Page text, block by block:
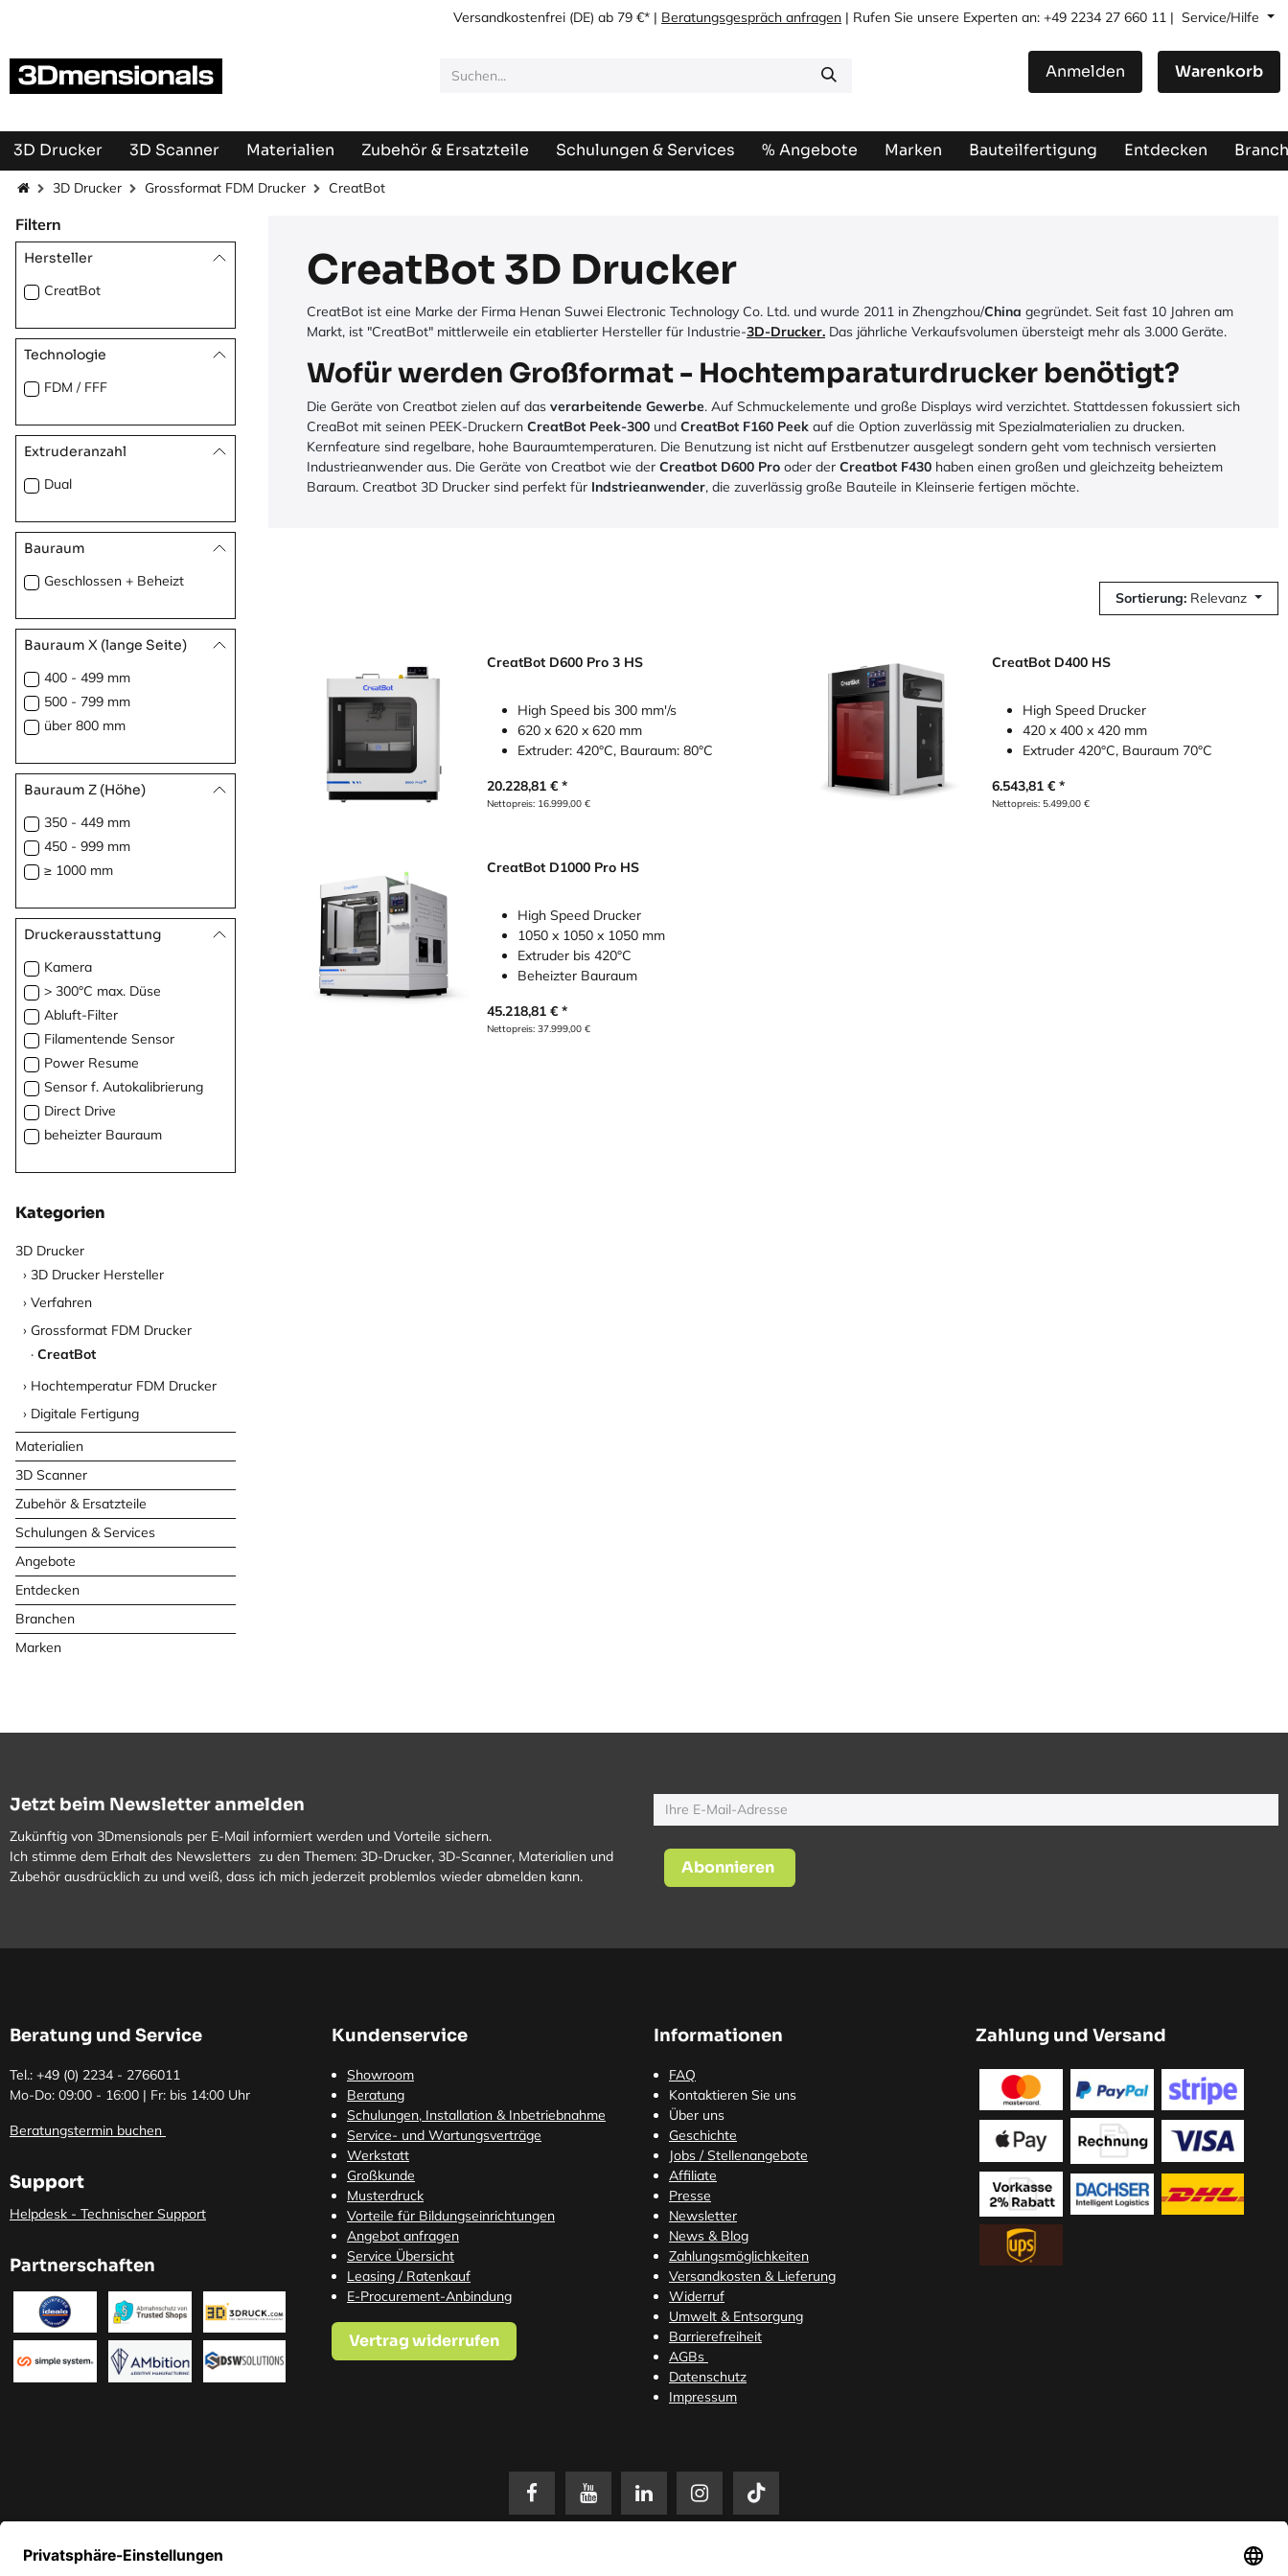
Versandkostenfrei (DE) ab 79 €* | Beratungsgespräch anfragen | Rufen Sie unsere Experten an: +49 2234 27 660 11 | Service/Hilfe
Anmelden Warenkorb
3D Drucker 3D Scanner Materialien Zubehör & Ersatzteile Schulungen & Services % Angebote Marken Bauteilfertigung Entdecken
3D Drucker Grossformat FDM Drucker CreatBot
Filtern
Hersteller
CreatBot
Technologie
FDM / FFF
Extruderanzahl
Dual
Bauraum
Geschlossen + Beheizt
Bauraum X (lange Seite)
400 - 499 mm
500 - 799 mm
über 800 mm
Bauraum Z (Höhe)
350 - 449 mm
450 - 999 mm
≥ 1000 mm
Druckerausstattung
Kamera
> 300°C max. Düse
Abluft-Filter
Filamentende Sensor
Power Resume
Sensor f. Autokalibrierung
Direct Drive
beheizter Bauraum
Kategorien
3D Drucker
3D Drucker Hersteller
Verfahren
Grossformat FDM Drucker
CreatBot
Hochtemperatur FDM Drucker
Digitale Fertigung
Materialien
3D Scanner
Zubehör & Ersatzteile
Schulungen & Services
Angebote
Entdecken
Branchen
Marken
CreatBot 3D Drucker
CreatBot ist eine Marke der Firma Henan Suwei Electronic Technology Co. Ltd. und wurde 2011 in Zhengzhou/China gegründet. Seit fast 10 Jahren am
Markt, ist "CreatBot" mittlerweile ein etablierter Hersteller für Industrie-3D-Drucker. Das jährliche Verkaufsvolumen übersteigt mehr als 3.000 Geräte.
Wofür werden Großformat - Hochtemparaturdrucker benötigt?
Die Geräte von Creatbot zielen auf das verarbeitende Gewerbe. Auf Schmuckelemente und große Displays wird verzichtet. Stattdessen fokussiert sich
CreaBot mit seinen PEEK-Druckern CreatBot Peek-300 und CreatBot F160 Peek auf die Option zuverlässig mit Spezialmaterialien zu drucken.
Kernfeature sind regelbare, hohe Bauraumtemperaturen. Die Benutzung ist nicht auf Erstbenutzer ausgelegt sondern geht vom technisch versierten
Industrieanwender aus. Die Geräte von Creatbot wie der Creatbot D600 Pro oder der Creatbot F430 haben einen großen und gleichzeitg beheiztem
Baraum. Creatbot 3D Drucker sind perfekt für Indstrieanwender, die zuverlässig große Bauteile in Kleinserie fertigen möchte.
Sortierung: Relevanz
CreatBot D600 Pro 3 HS
High Speed bis 300 mm'/s
620 x 620 x 620 mm
Extruder: 420°C, Bauraum: 80°C
20.228,81 €
Nettopreis: 16.999,00 €
CreatBot D400 HS
High Speed Drucker
420 x 400 x 420 mm
Extruder 420°C, Bauraum 70°C
6.543,81 €
Nettopreis: 5.499,00 €
CreatBot D1000 Pro HS
High Speed Drucker
1050 x 1050 x 1050 mm
Extruder bis 420°C
Beheizter Bauraum
45.218,81 €
Nettopreis:37.999,00 €
Jetzt beim Newsletter anmelden
Zukünftig von 3Dmensionals per E-Mail informiert werden und Vorteile sichern.
Ich stimme dem Erhalt des Newsletters zu den Themen: 3D-Drucker, 3D-Scanner, Materialien und
Zubehör ausdrücklich zu und weiß, dass ich mich jederzeit problemlos wieder abmelden kann.
Abonnieren
Beratung und Service
Tel.: +49 (0) 2234 - 2766011
Mo-Do: 09:00 - 16:00 | Fr: bis 14:00 Uhr
Beratungstermin buchen
Support
Helpdesk - Technischer Support
Partnerschaften
Kundenservice
Showroom
Beratung
Schulungen, Installation & Inbetriebnahme
Service- und Wartungsverträge
Werkstatt
Großkunde
Musterdruck
Vorteile für Bildungseinrichtungen
Angebot anfragen
Service Übersicht
Leasing / Ratenkauf
E-Procurement-Anbindung
Vertrag widerrufen
Informationen
FAQ
Kontaktieren Sie uns
Über uns
Geschichte
Jobs / Stellenangebote
Affiliate
Presse
Newsletter
News & Blog
Zahlungsmöglichkeiten
Versandkosten & Lieferung
Widerruf
Umwelt & Entsorgung
Barrierefreiheit
AGBs
Datenschutz
Impressum
Zahlung und Versand